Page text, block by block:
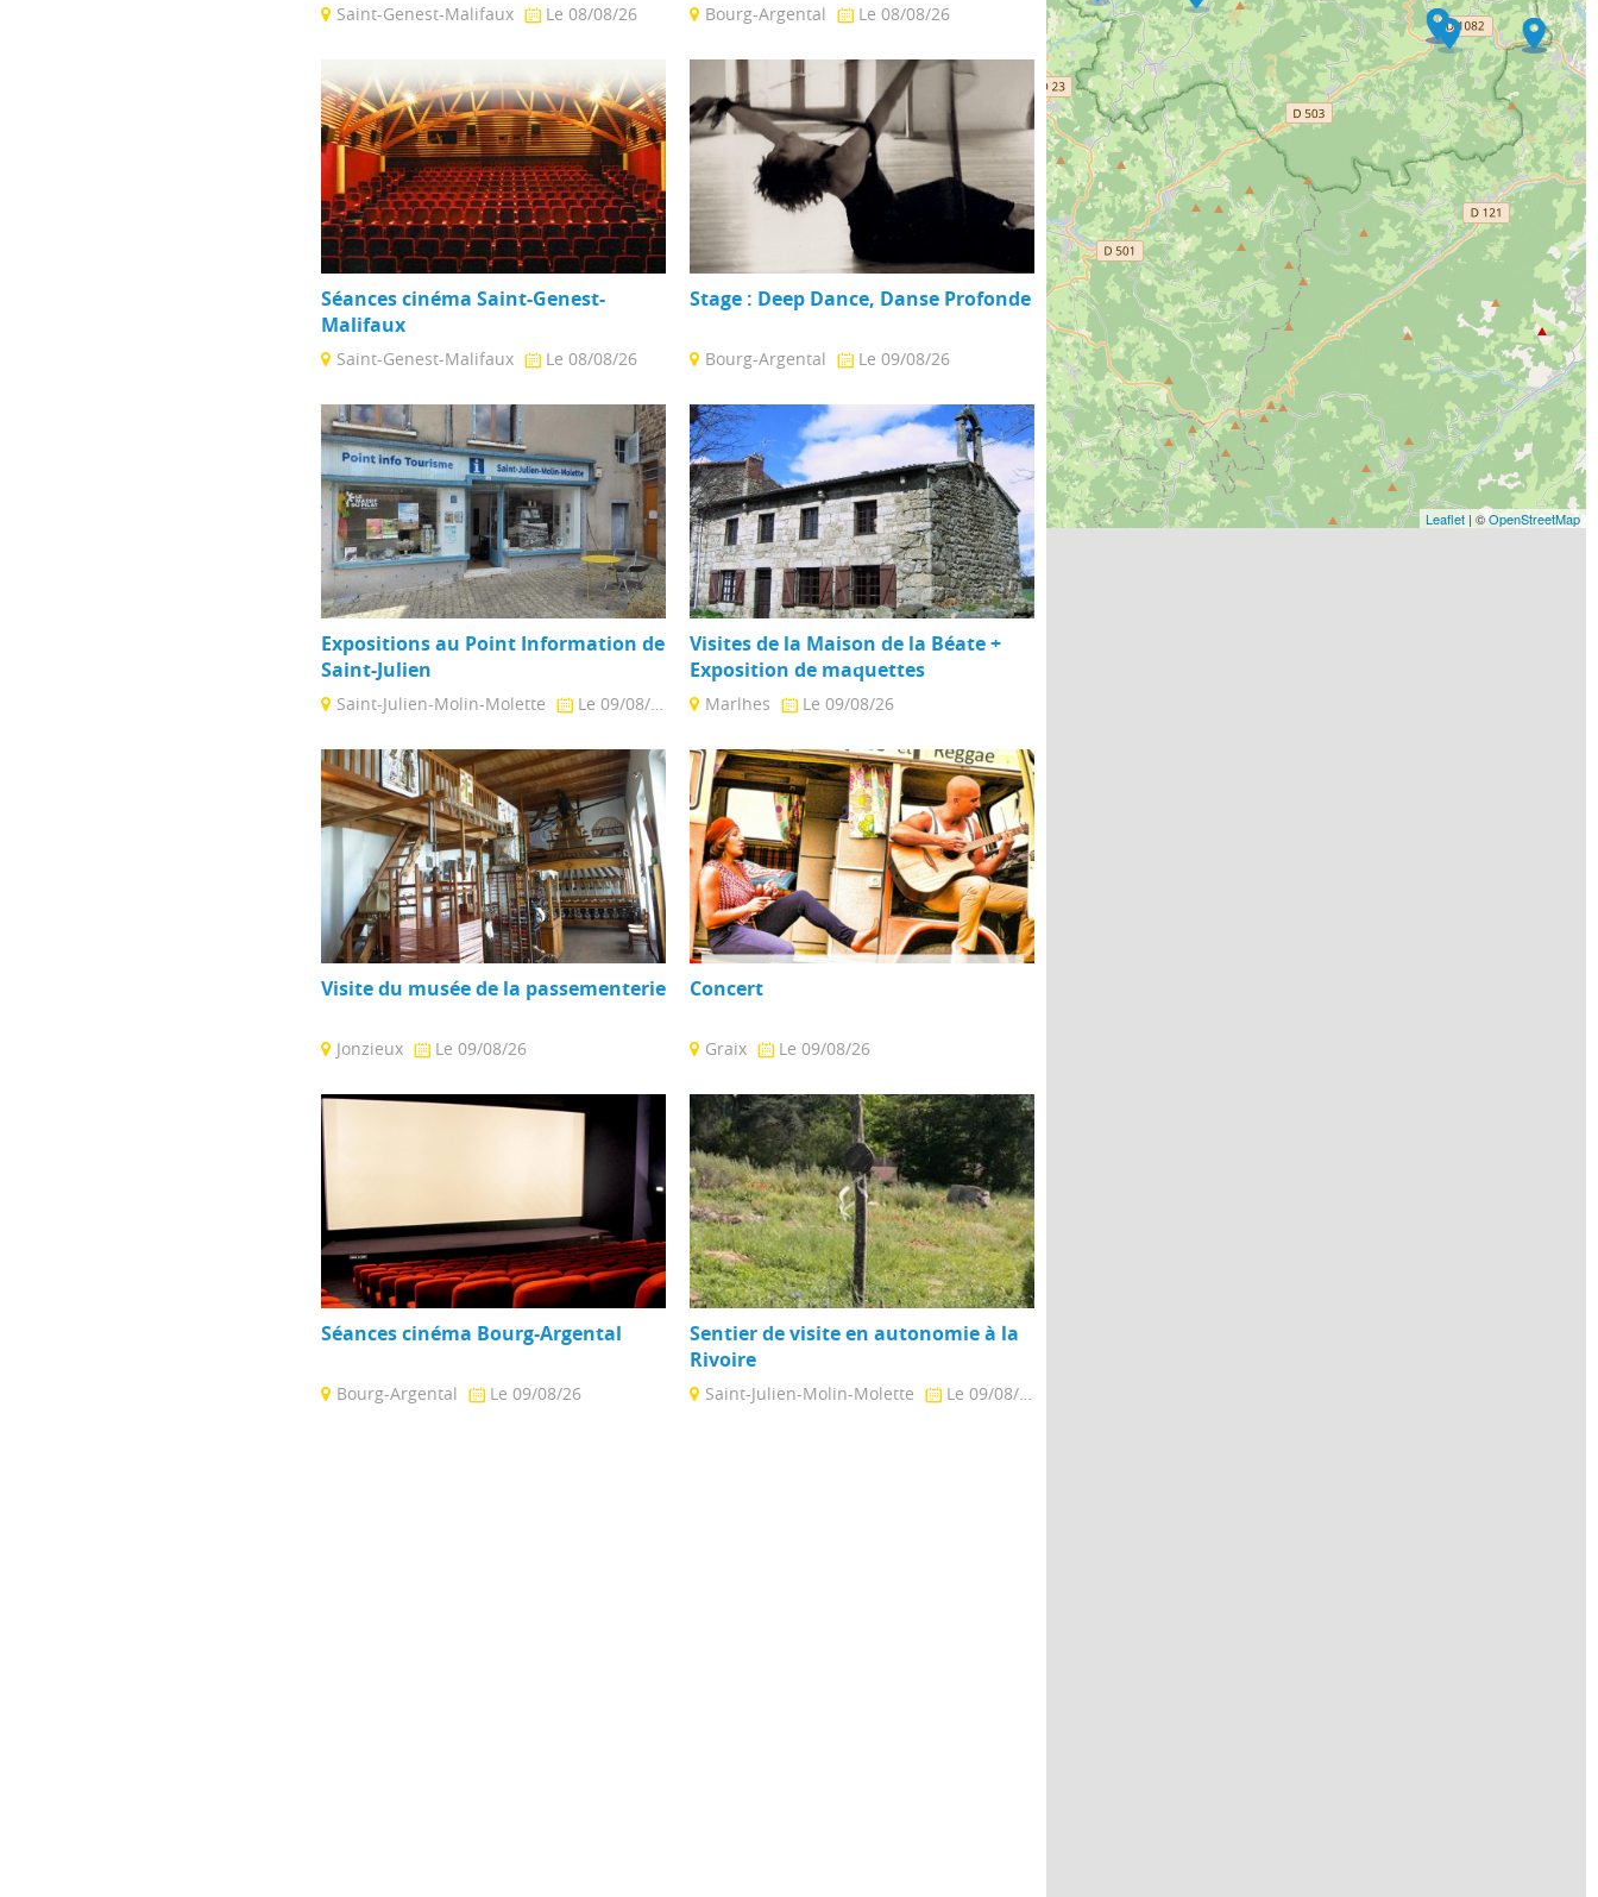
Saint-Genest-Malifaux
Le 08/08/26
photographies).
Bourg-Argental
Le 08/08/26
personnes (dont 6 places pour personnes
à mobilité réduite). Parking ...
Séances cinéma Saint-Genest-
Malifaux
Saint-Genest-Malifaux
Le 08/08/26
sa salle de 221 places et vous propose ...
Stage : Deep Dance, Danse Profonde
Bourg-Argental
Le 09/08/26
danse : Technique sens et conscience
Instruments Pilates Improvisations ...
Expositions au Point Information de
Saint-Julien
Saint-Julien-Molin-Molette
Le 09/08/26
2 expositions : - l'une consacrée à ...
Visites de la Maison de la Béate +
Exposition de maquettes
Marlhes
Le 09/08/26
d'autrefois : histoire des Béates, ustensiles
et ...
Visite du musée de la passementerie
Jonzieux
Le 09/08/26
Haut-Pilat. Un savoir-faire reconstitué :
appartement et atelier ...
Concert
Graix
Le 09/08/26
musique avec Seb et So (chanson française
et reggae). ...
Séances cinéma Bourg-Argental
Bourg-Argental
Le 09/08/26
Sentier de visite en autonomie à la
Rivoire
Saint-Julien-Molin-Molette
Le 09/08/26
Leaflet | ©OpenStreetMap